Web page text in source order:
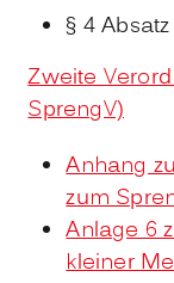
§ 4
Zweite
SprengV)
Anhang
zum
Anlage 6
kleiner